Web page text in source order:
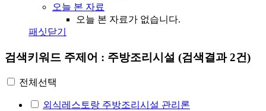
오늘 본 자료
오늘 본 자료가 없습니다.
패싯닫기
검색키워드 주제어 : 주방조리시설 (검색결과 2건)
전체선택
외식레스토랑 주방조리시설 관리론